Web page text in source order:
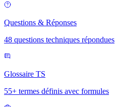
Questions & Réponses
48 questions techniques répondues
Glossaire TS
55+ termes définis avec formules